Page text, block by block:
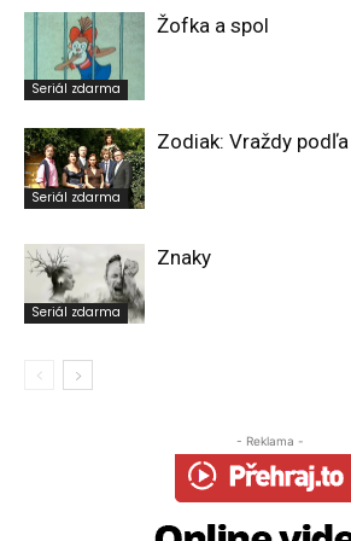
Seriál zdarma
Žofka a spol
Seriál zdarma
Zodiak: Vraždy
Seriál zdarma
Znaky
- Reklama -